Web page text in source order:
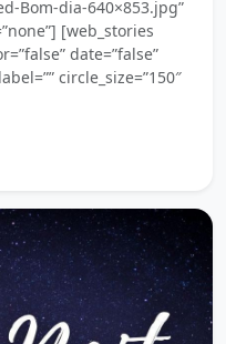
Bom-dia-640×853.jpg”
[web_stories
date=”false”
circle_size=”150″